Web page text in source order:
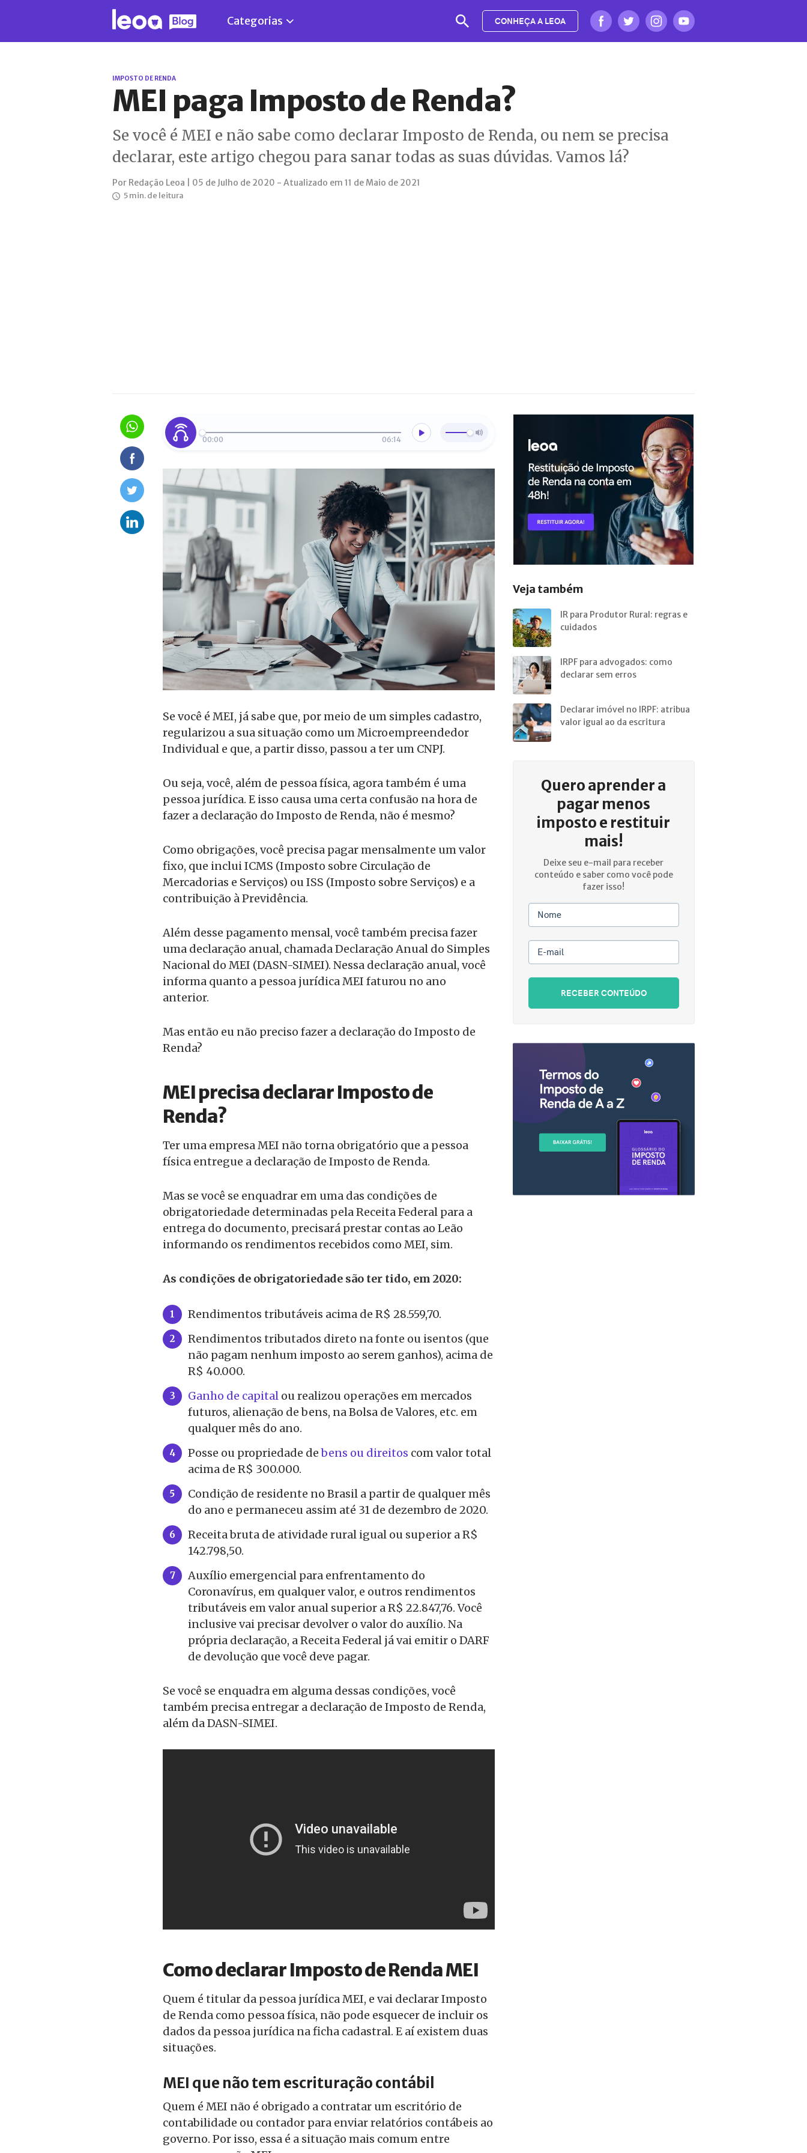
Categorias CONHEÇA A LEOA
IMPOSTO DE RENDA
MEI paga Imposto de Renda?
Se você é MEI e não sabe como declarar Imposto de Renda, ou nem se precisa
declarar, este artigo chegou para sanar todas as suas dúvidas. Vamos lá?
Por Redação Leoa | 05 de Julho de 2020 - Atualizado em 11 de Maio de 2021
5 min. de leitura
00:00 06:14
Se você é MEI, já sabe que, por meio de um simples cadastro,
regularizou a sua situação como um Microempreendedor
Individual e que, a partir disso, passou a ter um CNPJ.
Ou seja, você, além de pessoa física, agora também é uma
pessoa jurídica. E isso causa uma certa confusão na hora de
fazer a declaração do Imposto de Renda, não é mesmo?
Como obrigações, você precisa pagar mensalmente um valor
fixo, que inclui ICMS (Imposto sobre Circulação de
Mercadorias e Serviços) ou ISS (Imposto sobre Serviços) e a
contribuição à Previdência.
Além desse pagamento mensal, você também precisa fazer
uma declaração anual, chamada Declaração Anual do Simples
Nacional do MEI (DASN-SIMEI). Nessa declaração anual, você
informa quanto a pessoa jurídica MEI faturou no ano
anterior.
Mas então eu não preciso fazer a declaração do Imposto de
Renda?
MEI precisa declarar Imposto de
Renda?
Ter uma empresa MEI não torna obrigatório que a pessoa
física entregue a declaração de Imposto de Renda.
Mas se você se enquadrar em uma das condições de
obrigatoriedade determinadas pela Receita Federal para a
entrega do documento, precisará prestar contas ao Leão
informando os rendimentos recebidos como MEI, sim.
As condições de obrigatoriedade são ter tido, em 2020:
Rendimentos tributáveis acima de R$ 28.559,70.
Rendimentos tributados direto na fonte ou isentos (que
não pagam nenhum imposto ao serem ganhos), acima de
R$ 40.000.
Ganho de capital ou realizou operações em mercados
futuros, alienação de bens, na Bolsa de Valores, etc. em
qualquer mês do ano.
Posse ou propriedade debens ou direitos com valor total
acima de R$ 300.000.
Condição de residente no Brasil a partir de qualquer mês
do ano e permaneceu assim até 31 de dezembro de 2020.
Receita bruta de atividade rural igual ou superior a R$
142.798,50.
Auxílio emergencial para enfrentamento do
Coronavírus, em qualquer valor, e outros rendimentos
tributáveis em valor anual superior a R$ 22.847,76. Você
inclusive vai precisar devolver o valor do auxílio. Na
própria declaração, a Receita Federal já vai emitir o DARF
de devolução que você deve pagar.
Se você se enquadra em alguma dessas condições, você
também precisa entregar a declaração de Imposto de Renda,
além da DASN-SIMEI.
Como declarar Imposto de Renda MEI
Quem é titular da pessoa jurídica MEI, e vai declarar Imposto
de Renda como pessoa física, não pode esquecer de incluir os
dados da pessoa jurídica na ficha cadastral. E aí existem duas
situações.
MEI que não tem escrituração contábil
Quem é MEI não é obrigado a contratar um escritório de
contabilidade ou contador para enviar relatórios contábeis ao
governo. Por isso, essa é a situação mais comum entre
Veja também
IR para Produtor Rural: regras e
cuidados
IRPF para advogados: como
declarar sem erros
Declarar imóvel no IRPF: atribua
valor igual ao da escritura
Quero aprender a
pagar menos
imposto e restituir
mais!
Deixe seu e-mail para receber
conteúdo e saber como você pode
fazer isso!
Nome
E-mail
RECEBER CONTEÚDO